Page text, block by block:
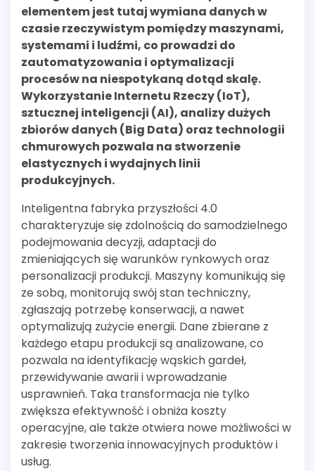
elementem jest tutaj wymiana danych w
czasie rzeczywistym pomiędzy maszynami,
systemami i ludźmi, co prowadzi do
zautomatyzowania i optymalizacji
procesów na niespotykaną dotąd skalę.
Wykorzystanie Internetu Rzeczy (IoT),
sztucznej inteligencji (AI), analizy dużych
zbiorów danych (Big Data) oraz technologii
chmurowych pozwala na stworzenie
elastycznych i wydajnych linii
produkcyjnych.
Inteligentna fabryka przyszłości 4.0
charakteryzuje się zdolnością do samodzielnego
podejmowania decyzji, adaptacji do
zmieniających się warunków rynkowych oraz
personalizacji produkcji. Maszyny komunikują się
ze sobą, monitorują swój stan techniczny,
zgłaszają potrzebę konserwacji, a nawet
optymalizują zużycie energii. Dane zbierane z
każdego etapu produkcji są analizowane, co
pozwala na identyfikację wąskich gardeł,
przewidywanie awarii i wprowadzanie
usprawnień. Taka transformacja nie tylko
zwiększa efektywność i obniża koszty
operacyjne, ale także otwiera nowe możliwości w
zakresie tworzenia innowacyjnych produktów i
usług.